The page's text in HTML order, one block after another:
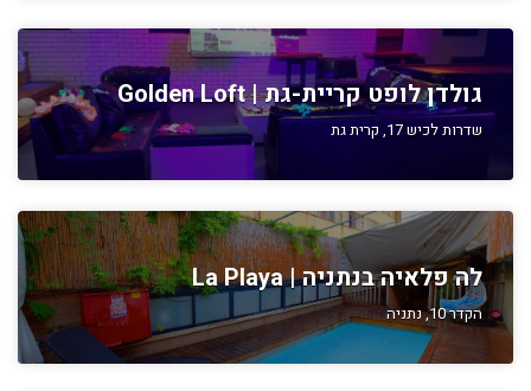
גולדן לופט קריית-גת | Golden Loft
שדרות לכיש 17, קרית גת
לה פלאיה בנתניה | La Playa
הקדר 10, נתניה